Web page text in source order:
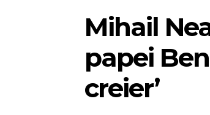
Mihail
papei
creier’